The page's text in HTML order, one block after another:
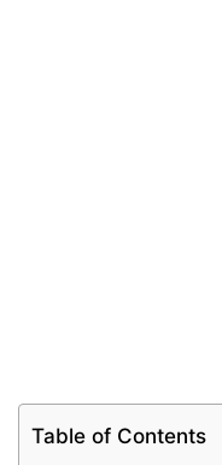
Table of Contents